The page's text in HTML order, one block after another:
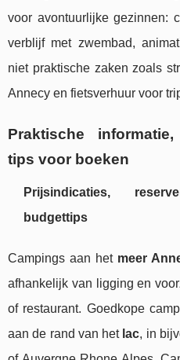
voor avontuurlijke gezinnen:
verblijf met zwembad,
niet praktische zaken zoals
Annecy en fietsverhuur voor
Praktische
tips voor boeken
Prijsindicaties,
budgettips
Campings aan het meer
afhankelijk van ligging en
of restaurant. Goedkope
aan de rand van het lac, in